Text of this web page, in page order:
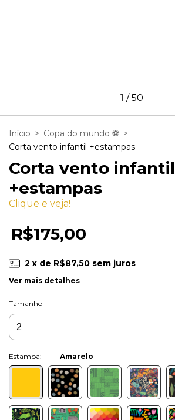
1 /50
Início > Copa do mundo ⚽ >
Corta vento infantil +estampas
Corta vento infantil
+estampas
Clique e veja!
R$175,00
2 x de R$87,50 sem juros
Ver mais detalhes
Tamanho
Amarelo